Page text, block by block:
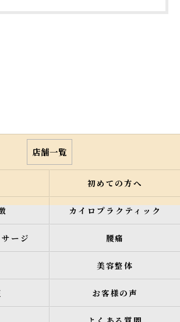
店舗一覧
初めての方へ
カイロプラクティック
ージ 腰痛
美容整体
お客様の声